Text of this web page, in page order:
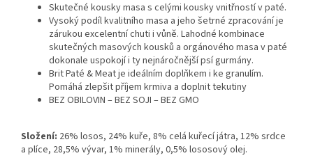
Skutečné kousky masa s celými kousky vnitřností v paté.
Vysoký podíl kvalitního masa a jeho šetrné zpracování je
zárukou excelentní chuti i vůně. Lahodné kombinace
skutečných masových kousků a orgánového masa v paté
dokonale uspokojí i ty nejnáročnější psí gurmány.
Brit Paté & Meat je ideálním doplňkem i ke granulím.
Pomáhá zlepšit příjem krmiva a doplnit tekutiny
BEZ OBILOVIN – BEZ SOJI – BEZ GMO
Složení: 26% losos, 24% kuře, 8% celá kuřecí játra, 12% srdce
a plíce, 28,5% vývar, 1% minerály, 0,5% lososový olej.